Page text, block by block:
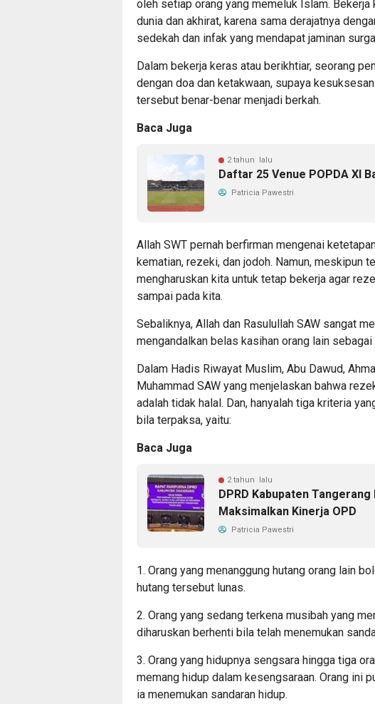
oleh setiap orang yang memeluk Islam.
dunia dan akhirat, karena sama derajatnya
sedekah dan infak yang mendapat jaminan
Dalam bekerja keras atau berikhtiar, seorang
dengan doa dan ketakwaan, supaya
tersebut benar-benar menjadi berkah.
Baca Juga
2 tahun lalu
Daftar 25 Venue POPDA XI
Patricia Pawestri
Allah SWT pernah berfirman mengenai
kematian, rezeki, dan jodoh. Namun, meskipun
mengharuskan kita untuk tetap bekerja agar
sampai pada kita.
Sebaliknya, Allah dan Rasulullah SAW sangat
mengandalkan belas kasihan orang lain
Dalam Hadis Riwayat Muslim, Abu Dawud,
Muhammad SAW yang menjelaskan bahwa
adalah tidak halal. Dan, hanyalah tiga kriteria
bila terpaksa, yaitu:
Baca Juga
2 tahun lalu
DPRD Kabupaten
Maksimalkan Kinerja OPD
Patricia Pawestri
1. Orang yang menanggung hutang orang lain
hutang tersebut lunas.
2. Orang yang sedang terkena musibah yang
diharuskan berhenti bila telah menemukan
3. Orang yang hidupnya sengsara hingga tiga
memang hidup dalam kesengsaraan. Orang ini
ia menemukan sandaran hidup.